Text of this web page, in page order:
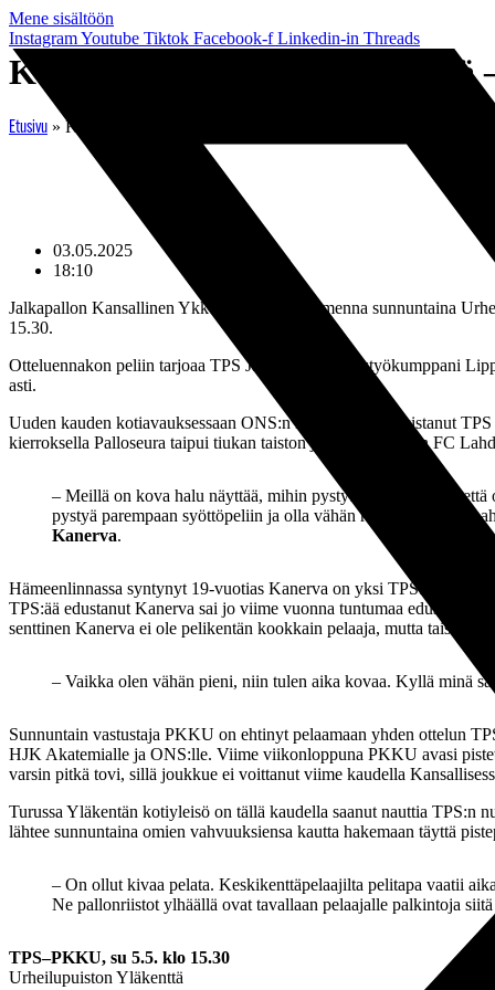
Mene sisältöön
InstagramYoutube Tiktok Facebook-f Linkedin-in Threads
Kamppailu jatkuu Yläkentällä
Etusivu » Kamppailu jatkuu Yläkentällä – TPS ja PKKU kohtaavat
03.05.2025
18:10
Jalkapallon Kansallinen Ykkönen jatkuu huomenna sunnuntaina
15.30.
Otteluennakon peliin tarjoaa TPS Jalkapallon yhteistyökumppani
asti.
Uuden kauden kotiavauksessaan ONS:n maalein 2–0 kukistanut
kierroksella Palloseura taipui tiukan taiston jälkeen kotonaan FC
– Meillä on kova halu näyttää, mihin pystytään. Tiedetään,
pystyä parempaan syöttöpeliin ja olla vähän rauhallisempia.
Kanerva.
Hämeenlinnassa syntynyt 19-vuotias Kanerva on yksi TPS:n
TPS:ää edustanut Kanerva sai jo viime vuonna tuntumaa
senttinen Kanerva ei ole pelikentän kookkain pelaaja, mutta
– Vaikka olen vähän pieni, niin tulen aika kovaa. Kyllä minä
Sunnuntain vastustaja PKKU on ehtinyt pelaamaan yhden ottelun
HJK Akatemialle ja ONS:lle. Viime viikonloppuna PKKU avasi
varsin pitkä tovi, sillä joukkue ei voittanut viime kaudella
Turussa Yläkentän kotiyleisö on tällä kaudella saanut nauttia TPS:n
lähtee sunnuntaina omien vahvuuksiensa kautta hakemaan täyttä
– On ollut kivaa pelata. Keskikenttäpelaajilta pelitapa vaatii
Ne pallonriistot ylhäällä ovat tavallaan pelaajalle palkintoja
TPS–PKKU, su 5.5. klo 15.30
Urheilupuiston Yläkenttä